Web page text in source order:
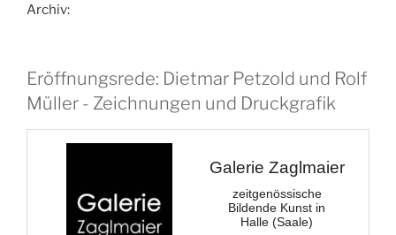
Archiv:
Eröffnungsrede: Dietmar Petzold und Rolf
Müller - Zeichnungen und Druckgrafik